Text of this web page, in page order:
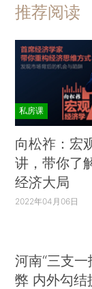
推荐阅读
私房课
向松祚：宏
讲，带你了
经济大局
2022年04月06日
河南“三支
弊 内外勾结